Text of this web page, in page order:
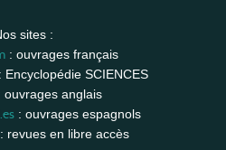
sites :
: ouvrages français
SCIENCES
ouvrages anglais
: ouvrages espagnols
revues en libre accès